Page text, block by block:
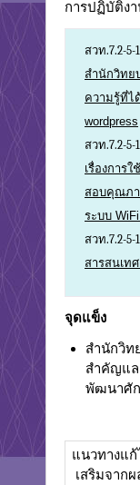
การปฏิบัติงา
สวท.7.2-5-
สำนักวิทย
ความรู้ที่ไ
wordpress
สวท.7.2-5-
เรื่องการ
สอบคุณภ
ระบบ
สวท.7.2-5-
สารสนเท
จุดแข็ง
สำนักวิท
สำคัญแล
พัฒนาศัก
แนวทางแ
เสริมจาก